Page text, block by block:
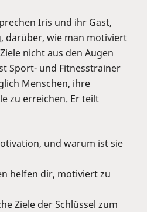
Iris und ihr Gast,
darüber, wie man motiviert
nicht aus den Augen
Sport- und Fitnesstrainer
Menschen, ihre
zu erreichen. Er teilt
und warum ist sie
helfen dir, motiviert zu
Ziele der Schlüssel zum